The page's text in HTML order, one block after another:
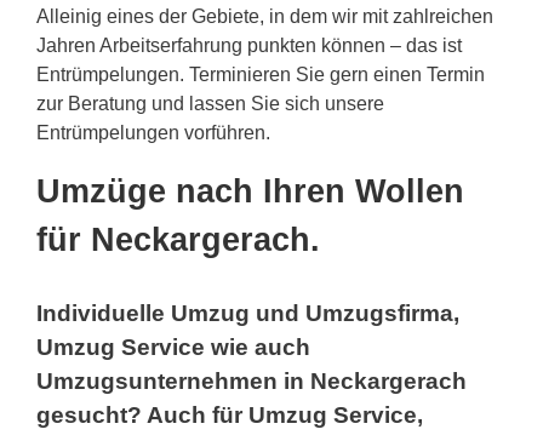
Alleinig eines der Gebiete, in dem wir mit zahlreichen
Jahren Arbeitserfahrung punkten können – das ist
Entrümpelungen. Terminieren Sie gern einen Termin
zur Beratung und lassen Sie sich unsere
Entrümpelungen vorführen.
Umzüge nach Ihren Wollen
für Neckargerach.
Individuelle Umzug und Umzugsfirma,
Umzug Service wie auch
Umzugsunternehmen in Neckargerach
gesucht? Auch für Umzug Service,